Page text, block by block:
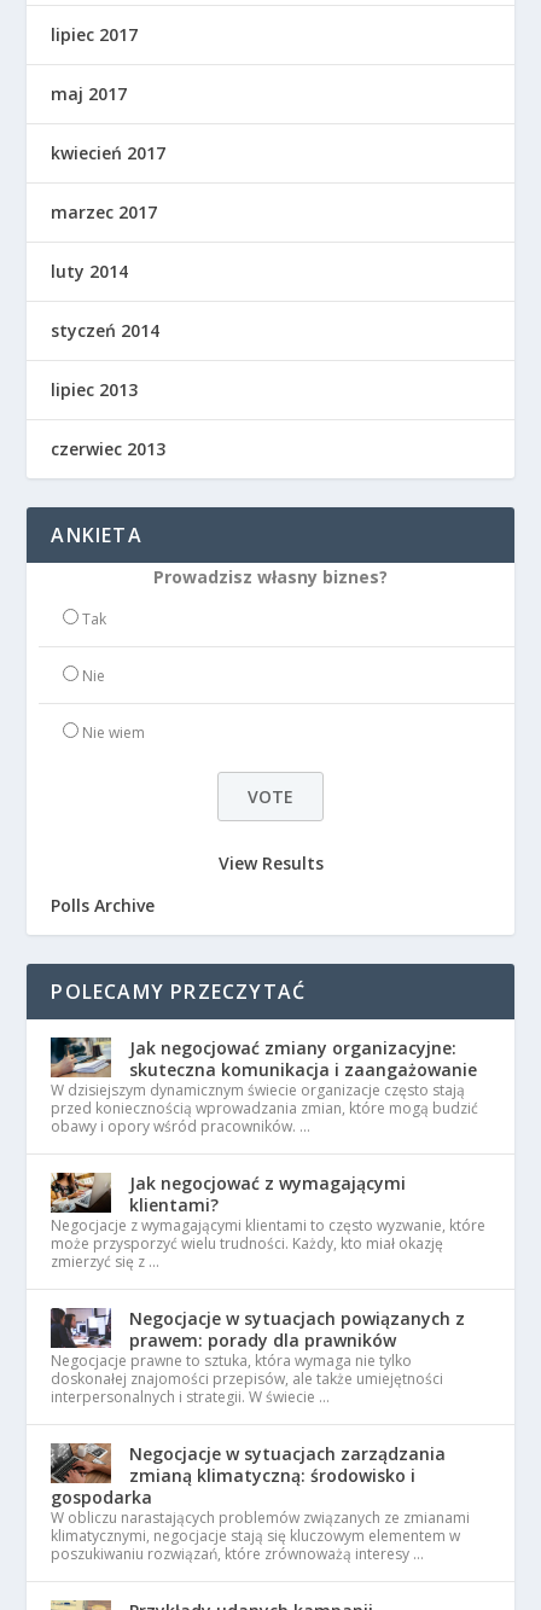
lipiec 2017
maj 2017
kwiecień 2017
marzec 2017
luty 2014
styczeń 2014
lipiec 2013
czerwiec 2013
ANKIETA
Prowadzisz własny biznes?
Tak
Nie
Nie wiem
View Results
Polls Archive
POLECAMY PRZECZYTAĆ
Jak negocjować zmiany organizacyjne:
skuteczna komunikacja i zaangażowanie
W dzisiejszym dynamicznym świecie organizacje często stają
przed koniecznością wprowadzania zmian, które mogą budzić
obawy i opory wśród pracowników. …
Jak negocjować z wymagającymi
klientami?
Negocjacje z wymagającymi klientami to często wyzwanie, które
może przysporzyć wielu trudności. Każdy, kto miał okazję
zmierzyć się z …
Negocjacje w sytuacjach powiązanych z
prawem: porady dla prawników
Negocjacje prawne to sztuka, która wymaga nie tylko
doskonałej znajomości przepisów, ale także umiejętności
interpersonalnych i strategii. W świecie …
Negocjacje w sytuacjach zarządzania
zmianą klimatyczną: środowisko i
gospodarka
W obliczu narastających problemów związanych ze zmianami
klimatycznymi, negocjacje stają się kluczowym elementem w
poszukiwaniu rozwiązań, które zrównoważą interesy …